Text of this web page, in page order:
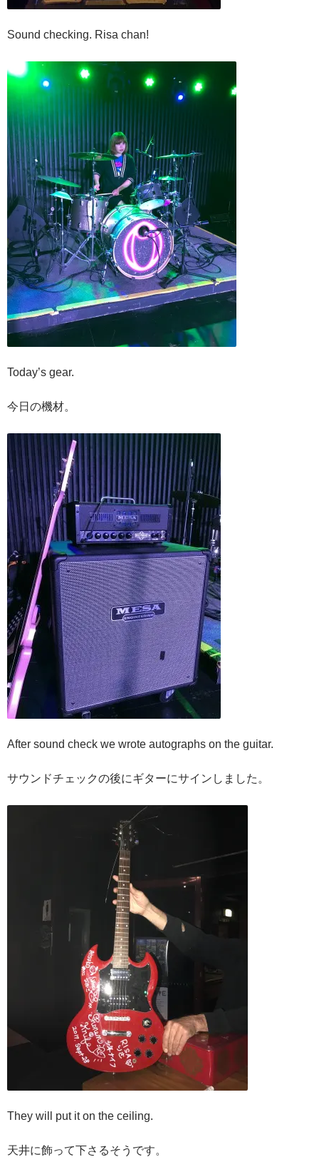
Sound checking. Risa chan!
Today’s gear.
今日の機材。
After sound check we wrote autographs on the guitar.
サウンドチェックの後にギターにサインしました。
They will put it on the ceiling.
天井に飾って下さるそうです。